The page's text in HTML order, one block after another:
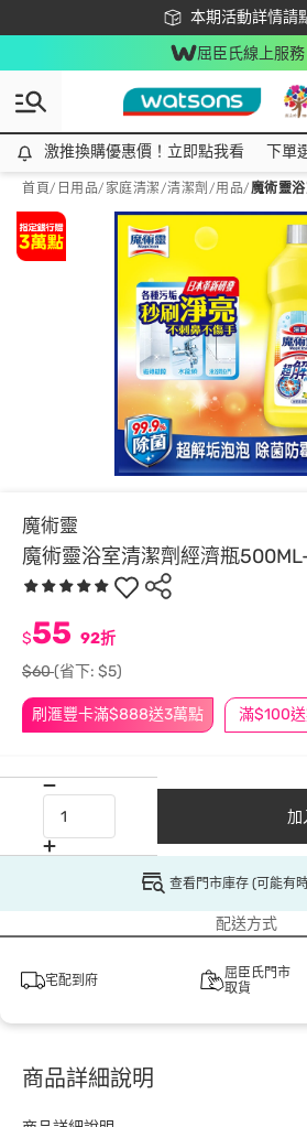
本期活動詳情請
下載app最高回饋
屈臣氏線上服務
激推換購優惠價！立即點我看
激推換購優惠價！立即點我看 下單
首頁/ 日用品/ 家庭清潔/清潔劑/用品/魔術靈
魔術靈
魔術靈浴室清潔劑經濟瓶
刷滙豐卡滿$888送3萬點
$55 92折
$60(省下: $5)
加
查看門市庫存 (可能有
配送方式
宅配到府
屈臣氏門市
取貨
商品詳細說明